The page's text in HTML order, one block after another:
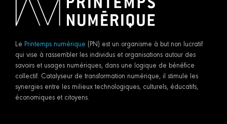
Le Printemps numérique (PN) est un organisme à but non lucratif
qui vise à rassembler les individus et organisations autour des
savoirs et usages numériques, dans une logique de bénéfice
collectif. Catalyseur de transformation numérique, il stimule les
synergies entre les milieux technologiques, culturels, éducatifs,
économiques et citoyens.